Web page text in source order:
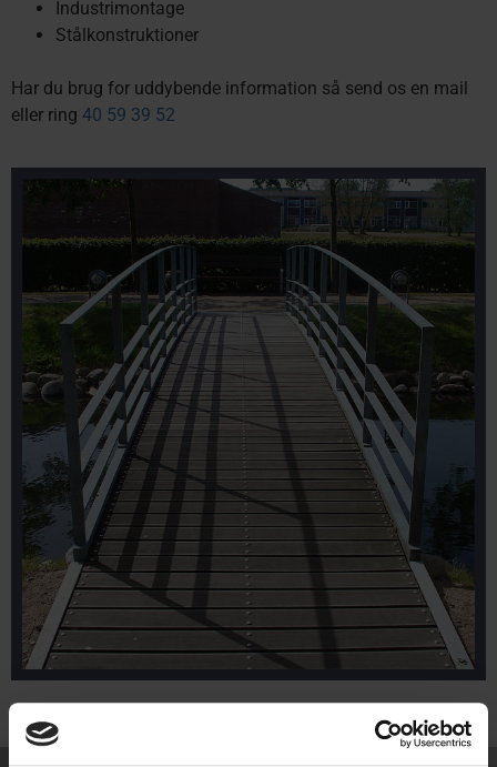
Industrimontage
Stålkonstruktioner
Har du brug for uddybende information så send os en mail
eller ring 40 59 39 52